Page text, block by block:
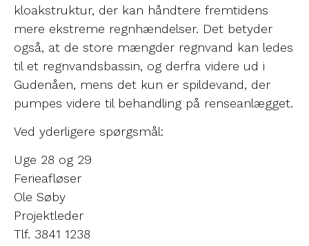
kloakstruktur, der kan håndtere fremtidens
mere ekstreme regnhændelser. Det betyder
også, at de store mængder regnvand kan ledes
til et regnvandsbassin, og derfra videre ud i
Gudenåen, mens det kun er spildevand, der
pumpes videre til behandling på renseanlægget.
Ved yderligere spørgsmål:
Uge 28 og 29
Ferieafløser
Ole Søby
Projektleder
Tlf. 3841 1238